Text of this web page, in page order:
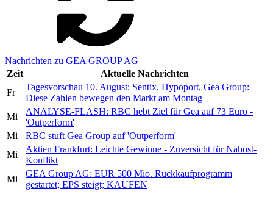
Nachrichten zu GEA GROUP AG
Zeit
Aktuelle Nachrichten
Fr
Tagesvorschau 10. August: Sentix, Hypoport, Gea Group:
Diese Zahlen bewegen den Markt am Montag
Mi
ANALYSE-FLASH: RBC hebt Ziel für Gea auf 73 Euro -
'Outperform'
Mi
RBC stuft Gea Group auf 'Outperform'
Mi
Aktien Frankfurt: Leichte Gewinne - Zuversicht für Nahost-
Konflikt
Mi
GEA Group AG: EUR 500 Mio. Rückkaufprogramm
gestartet; EPS steigt; KAUFEN